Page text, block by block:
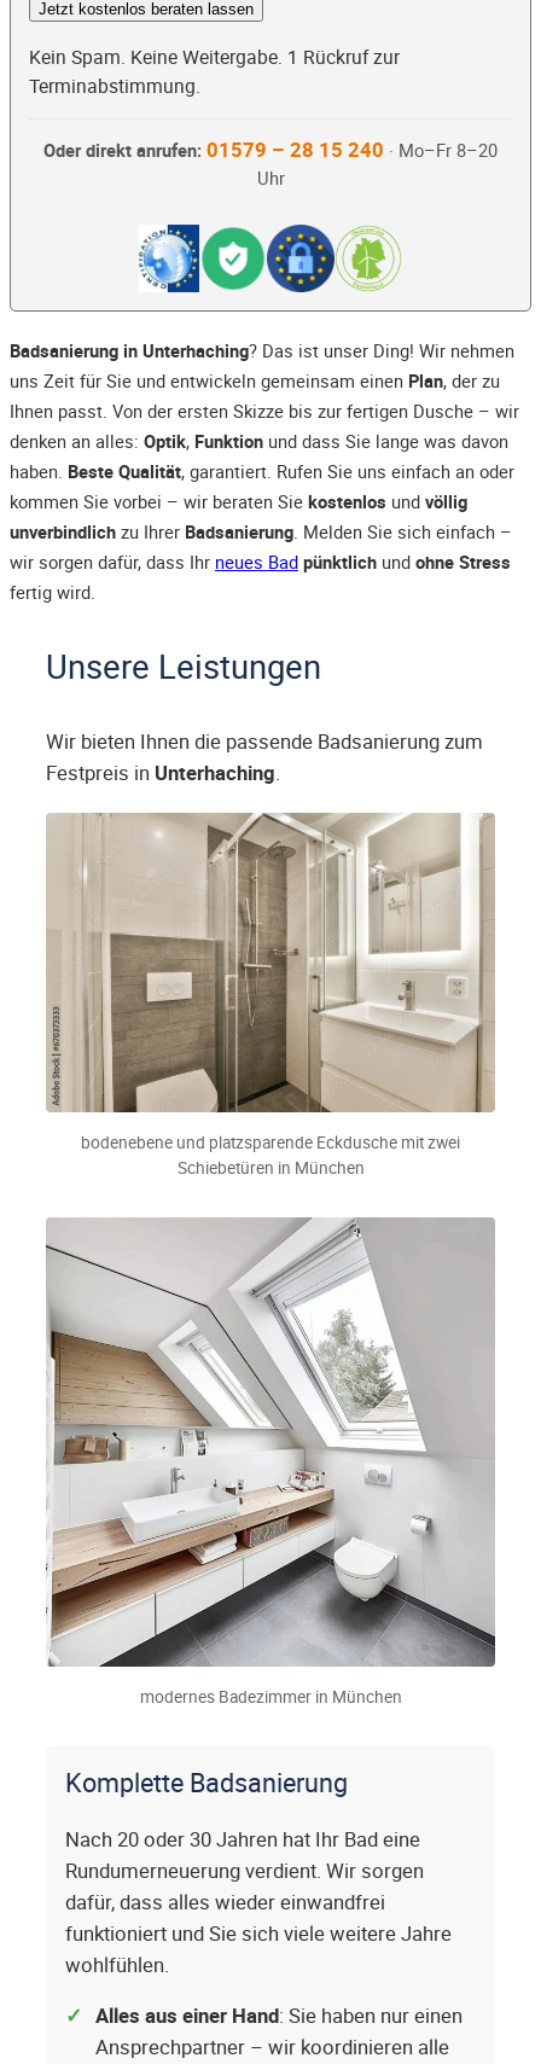
Jetzt kostenlos beraten lassen
Kein Spam. Keine Weitergabe. 1 Rückruf zur
Terminabstimmung.
Oder direkt anrufen: 01579 – 28 15 240 · Mo–Fr 8–20
Uhr
Badsanierung in Unterhaching? Das ist unser Ding! Wir nehmen
uns Zeit für Sie und entwickeln gemeinsam einen Plan, der zu
Ihnen passt. Von der ersten Skizze bis zur fertigen Dusche – wir
denken an alles: Optik, Funktion und dass Sie lange was davon
haben. Beste Qualität, garantiert. Rufen Sie uns einfach an oder
kommen Sie vorbei – wir beraten Sie kostenlos und völlig
unverbindlich zu Ihrer Badsanierung. Melden Sie sich einfach –
wir sorgen dafür, dass Ihr neues Bad pünktlich und ohne Stress
fertig wird.
Unsere Leistungen
Wir bieten Ihnen die passende Badsanierung zum
Festpreis in Unterhaching.
bodenebene und platzsparende Eckdusche mit zwei
Schiebetüren in München
modernes Badezimmer in München
Komplette Badsanierung
Nach 20 oder 30 Jahren hat Ihr Bad eine
Rundumerneuerung verdient. Wir sorgen
dafür, dass alles wieder einwandfrei
funktioniert und Sie sich viele weitere Jahre
wohlfühlen.
Alles aus einer Hand: Sie haben nur einen
Ansprechpartner – wir koordinieren alle